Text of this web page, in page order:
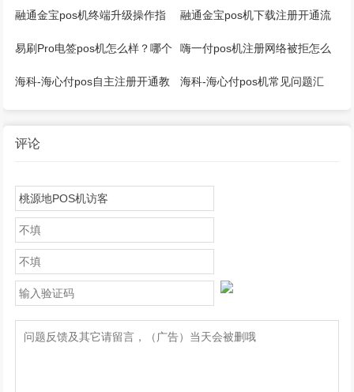
融通金宝pos机终端升级操作指
引
融通金宝pos机下载注册开通流
程
易刷Pro电签pos机怎么样？哪个
公司的？是一清吗？
嗨一付pos机注册网络被拒怎么
回事？
海科-海心付pos自主注册开通教
程！
海科-海心付pos机常见问题汇
总！
评论